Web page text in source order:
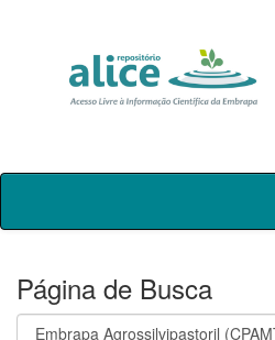
Skip
Página de Busca